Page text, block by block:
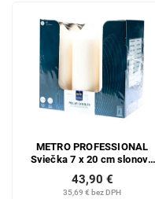
METRO PROFESSIONAL
Sviečka 7 x 20 cm slonová
kosť 6 ks
35,69 € bez DPH
43,90 €